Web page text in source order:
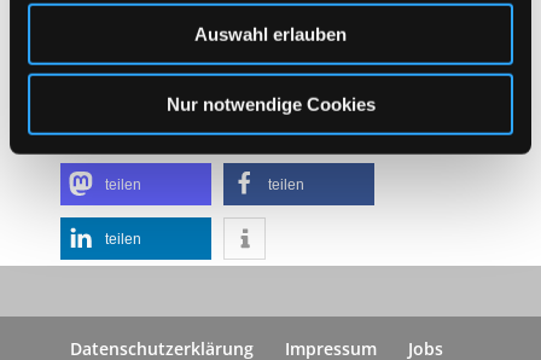
Auswahl erlauben
Nur notwendige Cookies
Anmeldung bei Kathrin Neumann
kathrinneumann@viertelpunkt.org
089 53 71 02
teilen teilen
teilen
Datenschutzerklärung Impressum Jobs